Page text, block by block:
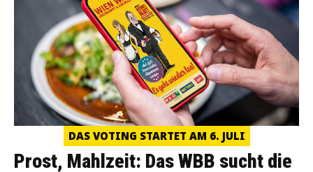
DAS VOTING STARTET AM 6. JULI
Prost, Mahlzeit: Das WBB sucht die